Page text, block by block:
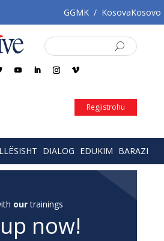
GGMK / KosovaKosovo
Regjistrohu
DIALOG EDUKIM BARAZI
ourtrainings
now!